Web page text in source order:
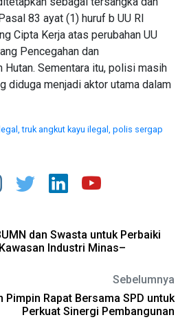
83 ayat (1) huruf b UU RI
Cipta Kerja atas perubahan UU
Pencegahan dan
Hutan. Sementara itu, polisi masih
diduga menjadi aktor utama dalam
truk angkut kayu ilegal, polis sergap
dan Swasta untuk Perbaiki
Industri Minas–
Sebelumnya
Rapat Bersama SPD untuk
Perkuat Sinergi Pembangunan